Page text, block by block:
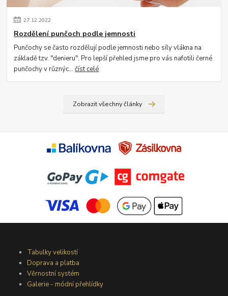
27.12.2022
Rozdělení punčoch podle jemnosti
Punčochy se často rozdělují podle jemnosti nebo síly vlákna na
základě tzv. "denieru". Pro lepší přehled jsme pro vás nafotili černé
punčochy v různýc...číst celé
Zobrazit všechny články
Tabulky velikostí
Doprava a platba
Věrnostní systém
Galerie - módní přehlídky